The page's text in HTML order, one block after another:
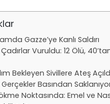
Gazze’ye Kanlı Saldırı
Vuruldu: 12 Ölü,
Bekleyen Sivillere Ateş
Gerçekler Basından
Noktasında: Emel ve